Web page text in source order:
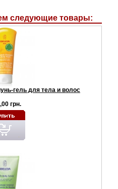
следующие товары:
гель для тела и волос
грн.